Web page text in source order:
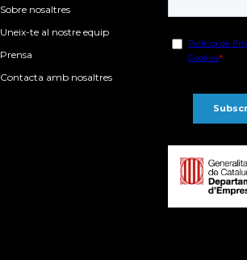
Sobre nosaltres
Uneix-te al nostre equip
Prensa
Contacta amb nosaltres